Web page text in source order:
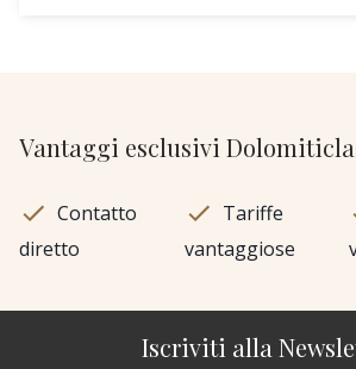
Vantaggi esclusivi
Contatto
diretto
Tariffe
vantaggiose
Iscriviti alla